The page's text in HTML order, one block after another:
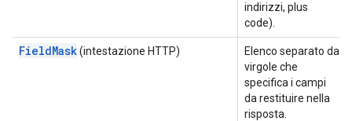
indirizzi, plus
code).
FieldMask(intestazione HTTP)
Elenco separato da
virgole che
specifica i campi
da restituire nella
risposta.